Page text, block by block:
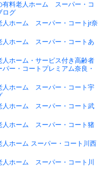
有料老人ホーム スーパー・コ
ログ
人ホーム スーパー・コートjr奈
人ホーム スーパー・コートあ
人ホーム・サービス付き高齢者
ー・コートプレミアム奈良・
人ホーム スーパー・コート宇
人ホーム スーパー・コート武
人ホーム スーパー・コート猪
人ホーム スーパー・コート川西
人ホーム スーパー・コート川